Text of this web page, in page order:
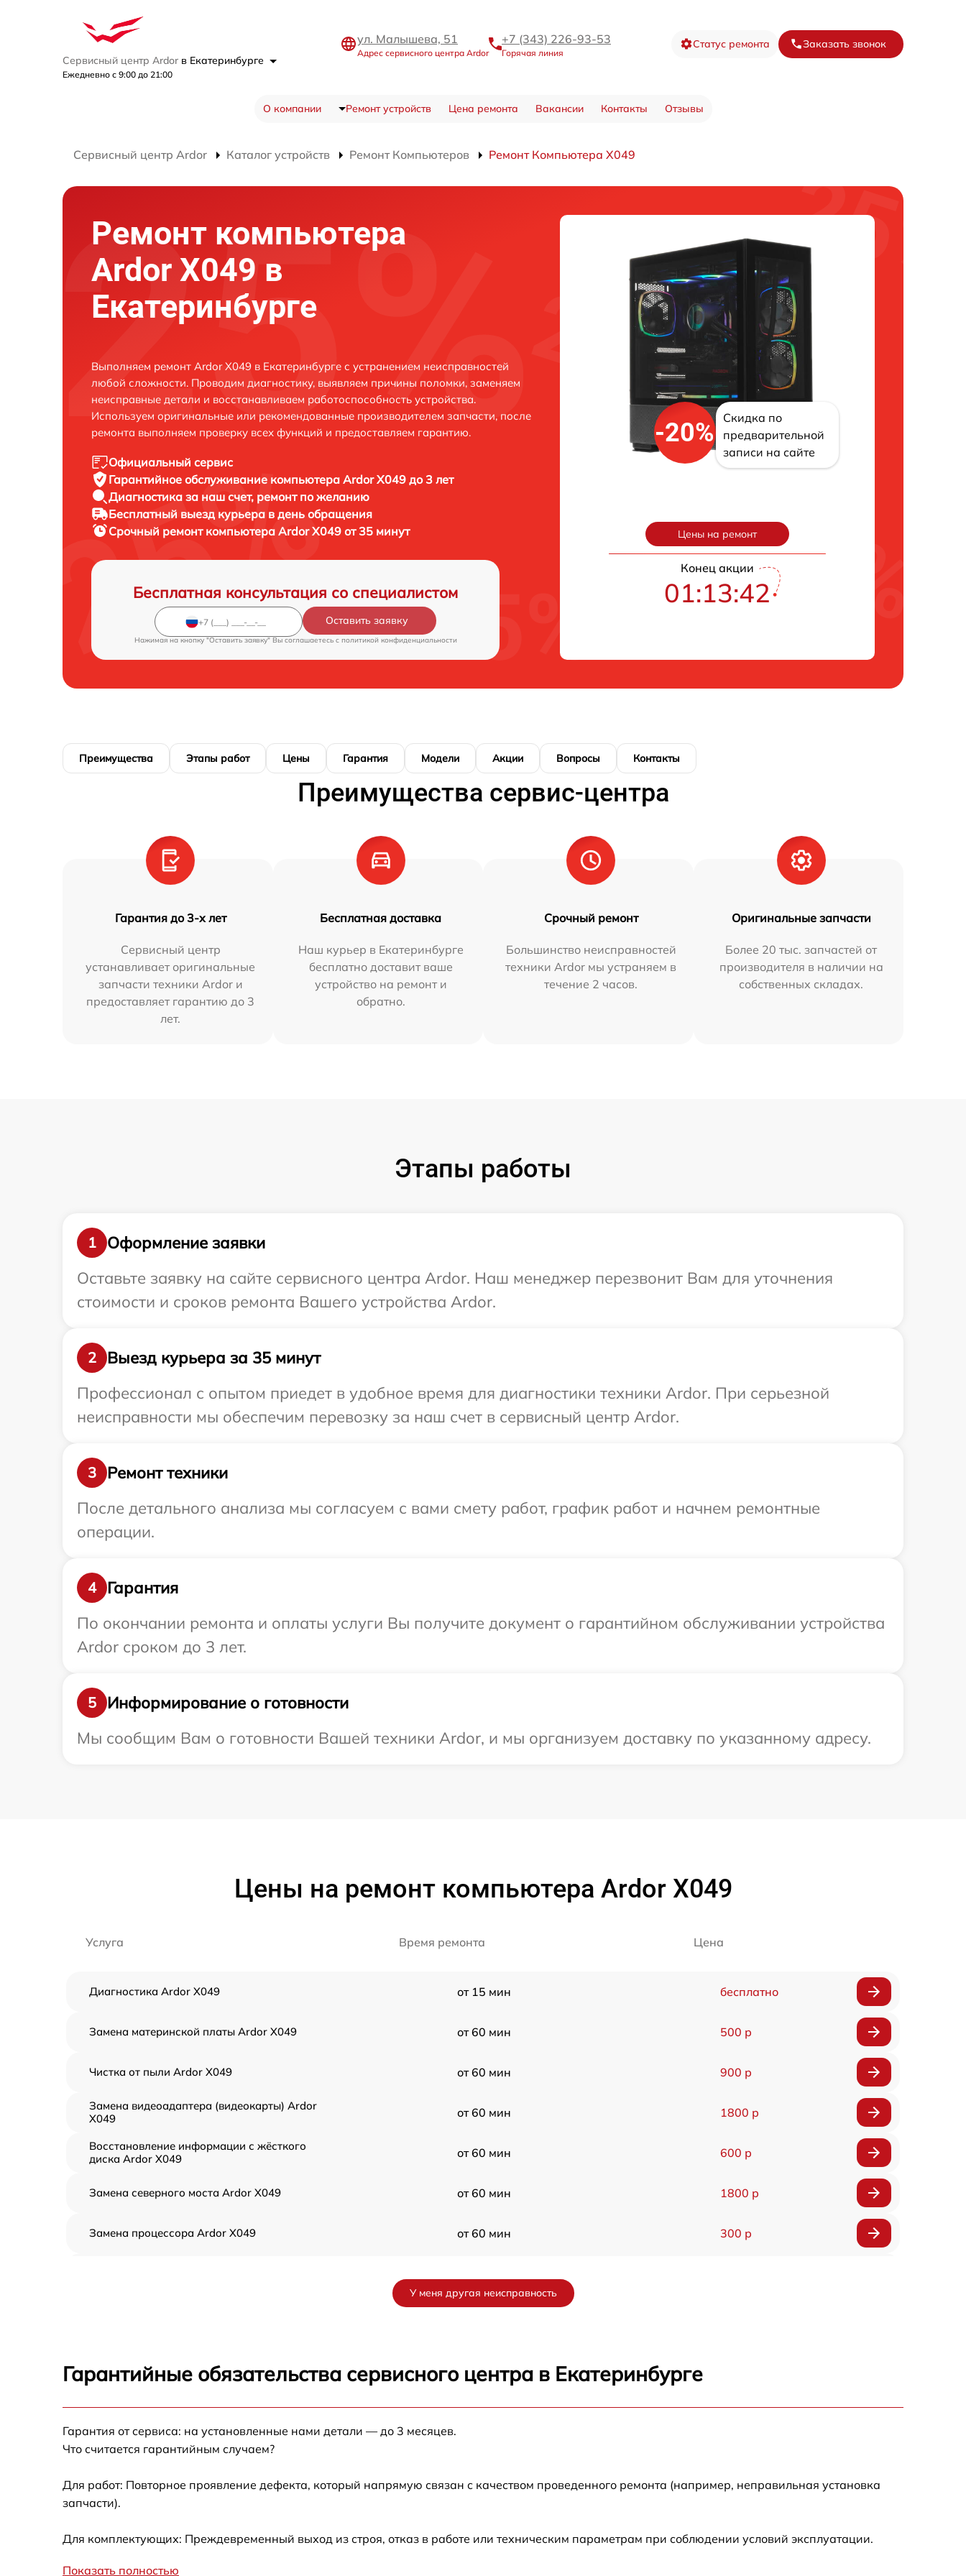
Сервисный центр Ardor в Екатеринбурге
Ежедневно с 9:00 до 21:00
ул. Малышева, 51
Адрес сервисного центра Ardor
+7 (343) 226-93-53
Горячая линия
Статус ремонта Заказать звонок
О компании Ремонт устройств Цена ремонта Вакансии Контакты Отзывы
Сервисный центр Ardor Каталог устройств Ремонт Компьютеров Ремонт Компьютера X049
Ремонт компьютера
Ardor X049 в
Екатеринбурге
Выполняем ремонт Ardor X049 в Екатеринбурге с устранением неисправностей
любой сложности. Проводим диагностику, выявляем причины поломки, заменяем
неисправные детали и восстанавливаем работоспособность устройства.
Используем оригинальные или рекомендованные производителем запчасти, после
ремонта выполняем проверку всех функций и предоставляем гарантию.
Официальный сервис
Гарантийное обслуживание компьютера Ardor X049 до 3 лет
Диагностика за наш счет, ремонт по желанию
Бесплатный выезд курьера в день обращения
Срочный ремонт компьютера Ardor X049 от 35 минут
Бесплатная консультация со специалистом
Оставить заявку
Нажимая на кнопку "Оставить заявку" Вы соглашаетесь c политикой конфиденциальности
-20%
Скидка по
предварительной
записи на сайте
Цены на ремонт
Конец акции
01:13:41
Преимущества Этапы работ Цены Гарантия Модели Акции Вопросы Контакты
Преимущества сервис-центра
Гарантия до 3-х лет
Сервисный центр
устанавливает оригинальные
запчасти техники Ardor и
предоставляет гарантию до 3
лет.
Бесплатная доставка
Наш курьер в Екатеринбурге
бесплатно доставит ваше
устройство на ремонт и
обратно.
Срочный ремонт
Большинство неисправностей
техники Ardor мы устраняем в
течение 2 часов.
Оригинальные запчасти
Более 20 тыс. запчастей от
производителя в наличии на
собственных складах.
Этапы работы
1
Оформление заявки
Оставьте заявку на сайте сервисного центра Ardor. Наш менеджер перезвонит Вам для уточнения
стоимости и сроков ремонта Вашего устройства Ardor.
2
Выезд курьера за 35 минут
Профессионал с опытом приедет в удобное время для диагностики техники Ardor. При серьезной
неисправности мы обеспечим перевозку за наш счет в сервисный центр Ardor.
3
Ремонт техники
После детального анализа мы согласуем с вами смету работ, график работ и начнем ремонтные
операции.
4
Гарантия
По окончании ремонта и оплаты услуги Вы получите документ о гарантийном обслуживании устройства
Ardor сроком до 3 лет.
5
Информирование о готовности
Мы сообщим Вам о готовности Вашей техники Ardor, и мы организуем доставку по указанному адресу.
Цены на ремонт компьютера Ardor X049
Услуга Время ремонта Цена
Диагностика Ardor X049 от 15 мин бесплатно
Замена материнской платы Ardor X049 от 60 мин 500 р
Чистка от пыли Ardor X049 от 60 мин 900 р
Замена видеоадаптера (видеокарты) Ardor
X049
от 60 мин 1800 р
Восстановление информации с жёсткого
диска Ardor X049
от 60 мин 600 р
Замена северного моста Ardor X049 от 60 мин 1800 р
Замена процессора Ardor X049 от 60 мин 300 р
Замена звуковой платы Ardor X049
У меня другая неисправность
Гарантийные обязательства сервисного центра в Екатеринбурге
Гарантия от сервиса: на установленные нами детали — до 3 месяцев.
Что считается гарантийным случаем?
Для работ: Повторное проявление дефекта, который напрямую связан с качеством проведенного ремонта (например, неправильная установка
запчасти).
Для комплектующих: Преждевременный выход из строя, отказ в работе или техническим параметрам при соблюдении условий эксплуатации.
Показать полностью